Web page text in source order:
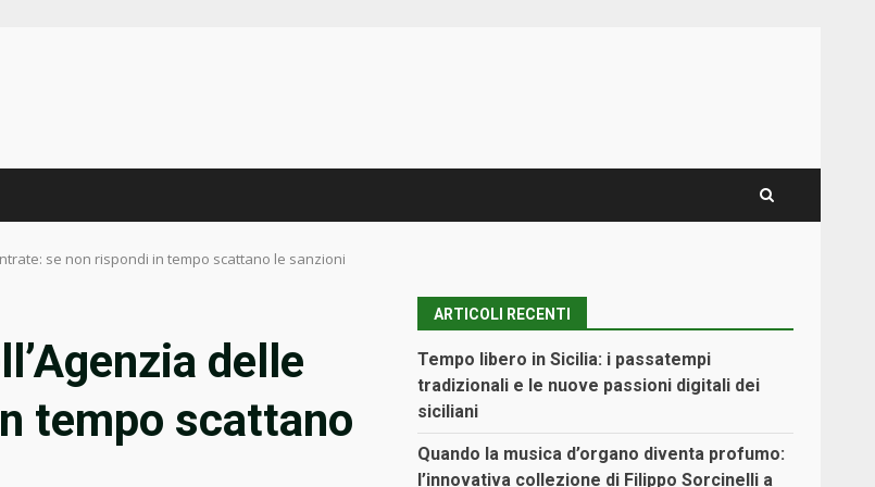
se non rispondi in tempo scattano le sanzioni
delle
tempo scattano
ARTICOLI RECENTI
Tempo libero in Sicilia: i passatempi
tradizionali e le nuove passioni digitali dei
siciliani
Quando la musica d’organo diventa profumo:
l’innovativa collezione di Filippo Sorcinelli a